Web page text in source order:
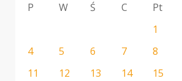
P
W Ś C Pt
1
4
5 6 7 8
11
12 13 14 15